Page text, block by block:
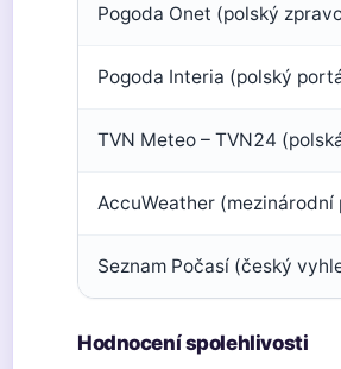
Pogoda Onet (polský
Pogoda Interia (polský
TVN Meteo – TVN24
AccuWeather
Seznam Počasí (český
Hodnocení spolehlivosti